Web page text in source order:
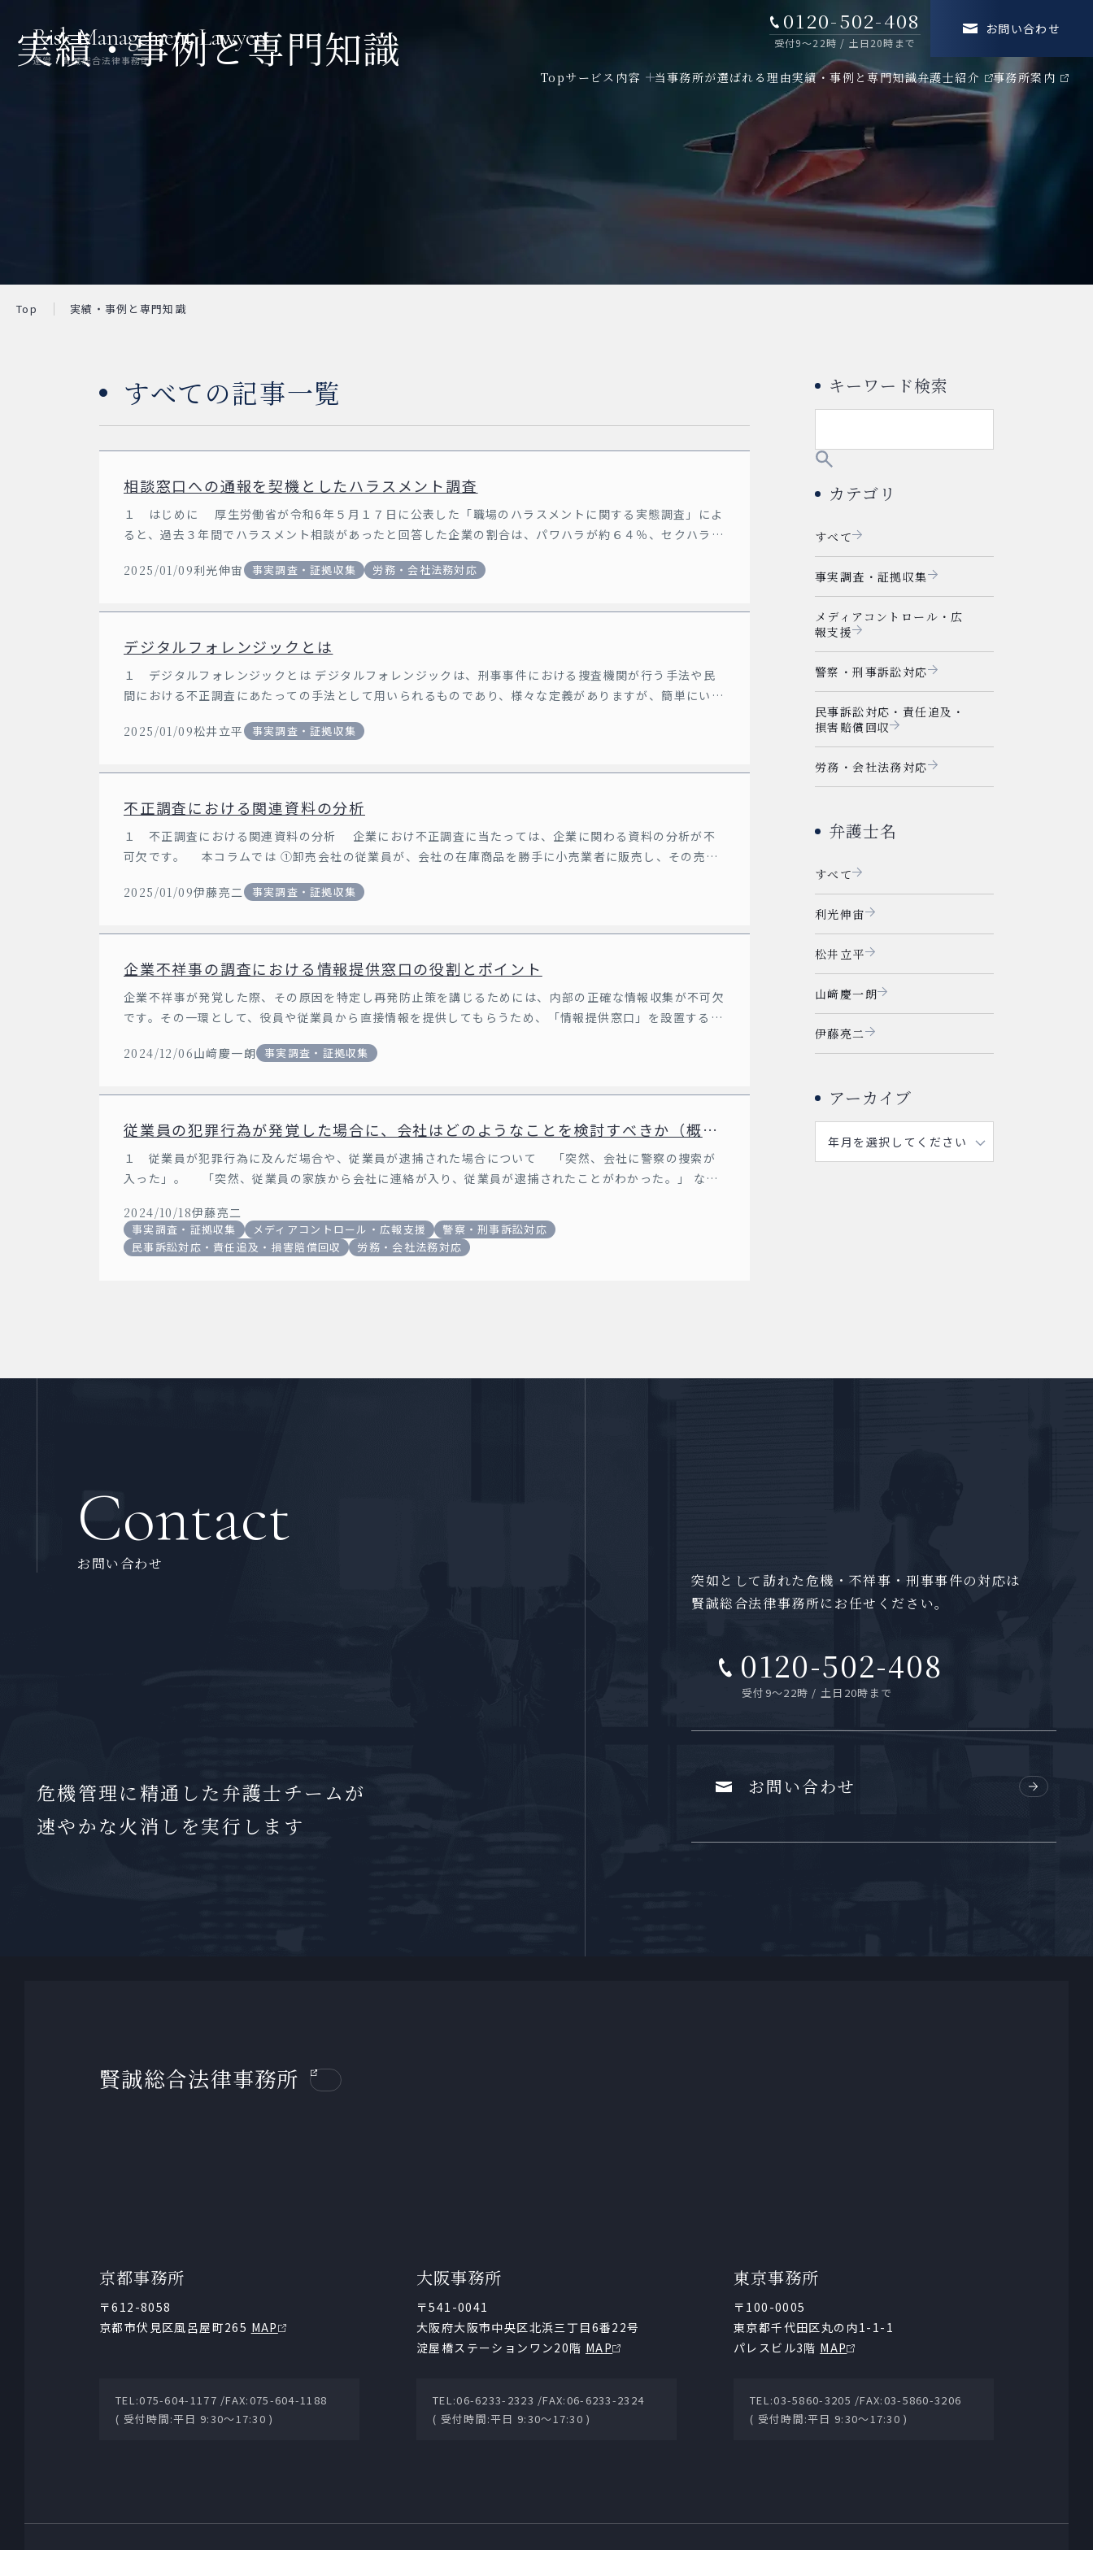
Risk Management Lawyers
運営：賢誠総合法律事務所
0120-502-408
受付9～22時 / 土日20時まで
お問い合わせ
Topサービス内容 当事務所が選ばれる理由実績・事例と専門知識弁護士紹介 事務所案内
実績・事例と専門知識
Top 実績・事例と専門知識
すべての記事一覧
相談窓口への通報を契機としたハラスメント調査
１ はじめに 厚生労働省が令和6年５月１７日に公表した「職場のハラスメントに関する実態調査」によ
ると、過去３年間でハラスメント相談があったと回答した企業の割合は、パワハラが約６４％、セクハラが
2025/01/09利光伸宙 事実調査・証拠収集 労務・会社法務対応
デジタルフォレンジックとは
１ デジタルフォレンジックとは デジタルフォレンジックは、刑事事件における捜査機関が行う手法や民
間における不正調査にあたっての手法として用いられるものであり、様々な定義がありますが、簡単にいう
2025/01/09松井立平 事実調査・証拠収集
不正調査における関連資料の分析
１ 不正調査における関連資料の分析 企業におけ不正調査に当たっては、企業に関わる資料の分析が不
可欠です。 本コラムでは ①卸売会社の従業員が、会社の在庫商品を勝手に小売業者に販売し、その売上
2025/01/09伊藤亮二 事実調査・証拠収集
企業不祥事の調査における情報提供窓口の役割とポイント
企業不祥事が発覚した際、その原因を特定し再発防止策を講じるためには、内部の正確な情報収集が不可欠
です。その一環として、役員や従業員から直接情報を提供してもらうため、「情報提供窓口」を設置する場
2024/12/06山﨑慶一朗 事実調査・証拠収集
従業員の犯罪行為が発覚した場合に、会社はどのようなことを検討すべきか（概
略）
１ 従業員が犯罪行為に及んだ場合や、従業員が逮捕された場合について 「突然、会社に警察の捜索が
入った」。 「突然、従業員の家族から会社に連絡が入り、従業員が逮捕されたことがわかった。」 など
2024/10/18伊藤亮二
事実調査・証拠収集 メディアコントロール・広報支援
警察・刑事訴訟対応
民事訴訟対応・責任追及・損害賠償回収
労務・会社法務対応
キーワード検索
カテゴリ
すべて
事実調査・証拠収集
メディアコントロール・広
報支援
警察・刑事訴訟対応
民事訴訟対応・責任追及・
損害賠償回収
労務・会社法務対応
弁護士名
すべて
利光伸宙
松井立平
山﨑慶一朗
伊藤亮二
アーカイブ
Contact
お問い合わせ
突如として訪れた危機・不祥事・刑事事件の対応は
賢誠総合法律事務所にお任せください。
0120-502-408
受付9～22時 / 土日20時まで
お問い合わせ
危機管理に精通した弁護士チームが
速やかな火消しを実行します
賢誠総合法律事務所
京都事務所
〒612-8058
京都市伏見区風呂屋町265 MAP
TEL:075-604-1177 /FAX:075-604-1188
( 受付時間:平日 9:30～17:30 )
大阪事務所
〒541-0041
大阪府大阪市中央区北浜三丁目6番22号
淀屋橋ステーションワン20階 MAP
TEL:06-6233-2323 /FAX:06-6233-2324
( 受付時間:平日 9:30～17:30 )
東京事務所
〒100-0005
東京都千代田区丸の内1-1-1
パレスビル3階 MAP
TEL:03-5860-3205 /FAX:03-5860-3206
( 受付時間:平日 9:30～17:30 )